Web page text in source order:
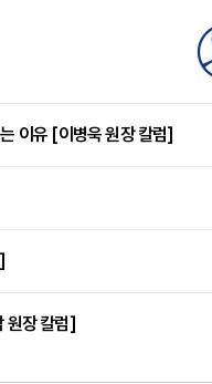
이유 [이병욱 원장 칼럼]
원장 칼럼]